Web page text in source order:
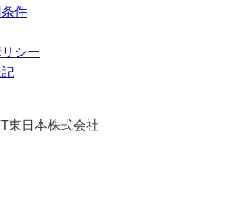
件
シー
東日本株式会社